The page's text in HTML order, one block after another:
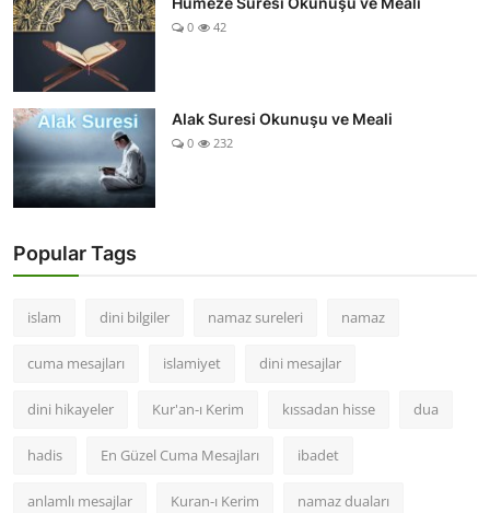
0 42
Alak Suresi Okunuşu ve Meali
0 232
Popular Tags
islam dini bilgiler namaz sureleri namaz
cuma mesajları islamiyet dini mesajlar
dini hikayeler Kur'an-ı Kerim kıssadan hisse dua
hadis En Güzel Cuma Mesajları ibadet
anlamlı mesajlar Kuran-ı Kerim namaz duaları